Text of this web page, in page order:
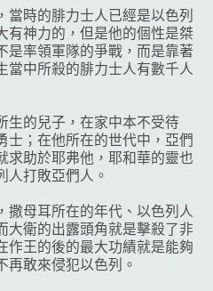
當時的腓力士人已經是以色列
有神力的，但是他的個性是桀
是率領軍隊的爭戰，而是靠著
當中所殺的腓力士人有數千人
生的兒子，在家中本不受待
士；在他所在的世代中，亞們
求助於耶弗他，耶和華的靈也
人打敗亞們人。
撒母耳所在的年代、以色列人
大衛的出露頭角就是擊殺了非
作王的後的最大功績就是能夠
再敢來侵犯以色列。